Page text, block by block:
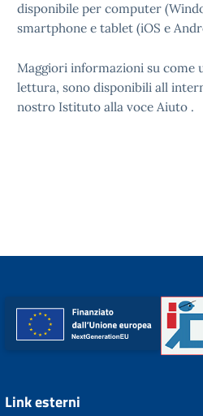
disponibile per computer
smartphone e tablet (iOS e
Maggiori informazioni su come
lettura, sono disponibili all
nostro Istituto alla voce Aiuto .
Link esterni